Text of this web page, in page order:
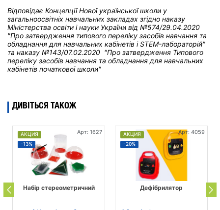
Відповідає Концепції Нової української школи у
загальноосвітніх навчальних закладах згідно наказу
Міністерства освіти і науки України від №574/29.04.2020
"Про затвердження типового переліку засобів навчання та
обладнання для навчальних кабінетів і STEM-лабораторій"
та наказу №143/07.02.2020 "Про затвердження Типового
переліку засобів навчання та обладнання для навчальних
кабінетів початкової школи"
ДИВІТЬСЯ ТАКОЖ
АКЦИЯ
-13%
Арт: 1627
Набір стереометричний
АКЦИЯ
-20%
Арт: 4059
Дефібрилятор